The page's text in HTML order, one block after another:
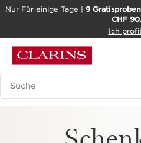
BARRIEREFREIHEITSWERKZEUG
Nur Für einige Tage | 9
CHF
Ich
Legende suchen